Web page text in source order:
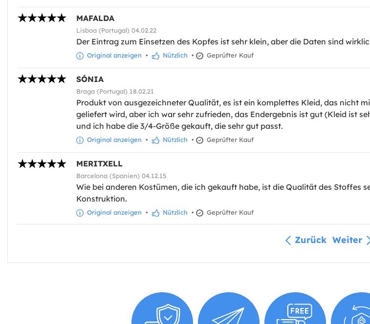
MAFALDA
Lisboa (Portugal) 04.02.22
Der Eintrag zum Einsetzen des Kopfes ist sehr klein, aber die Daten sind
Original anzeigen • Nützlich • Geprüfter Kauf
SÓNIA
Braga (Portugal) 18.02.21
Produkt von ausgezeichneter Qualität, es ist ein komplettes Kleid, das nicht
geliefert wird, aber ich war sehr zufrieden, das Endergebnis ist gut (Kleid ist
und ich habe die 3/4-Größe gekauft, die sehr gut passt.
Original anzeigen • Nützlich • Geprüfter Kauf
MERITXELL
Barcelona (Spanien) 04.12.15
Wie bei anderen Kostümen, die ich gekauft habe, ist die Qualität des Stoffes
Konstruktion.
Original anzeigen • Nützlich • Geprüfter Kauf
Zurück Weiter